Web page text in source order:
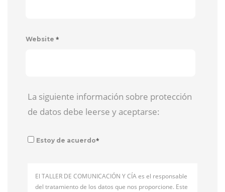
Website *
La siguiente información sobre protección
de datos debe leerse y aceptarse:
Estoy de acuerdo*
El TALLER DE COMUNICACIÓN Y CÍA es el responsable
del tratamiento de los datos que nos proporcione. Este